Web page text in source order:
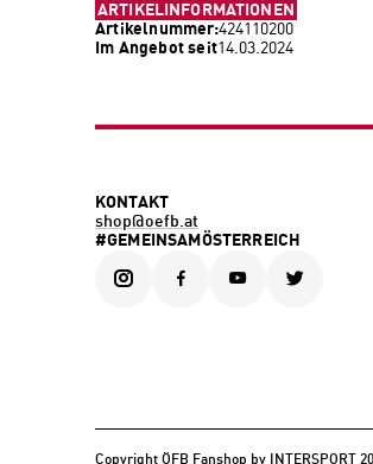
ARTIKELINFORMATIONEN
Artikelnummer:424110200
Im Angebot seit14.03.2024
KONTAKT
shop@oefb.at
#GEMEINSAMÖSTERREICH
Copyright ÖFB Fanshop by INTERSPORT